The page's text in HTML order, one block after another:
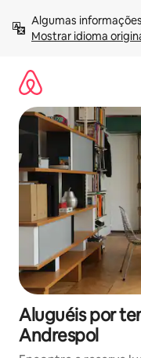
para
Mostrar idioma
Aluguéis por
Andrespol